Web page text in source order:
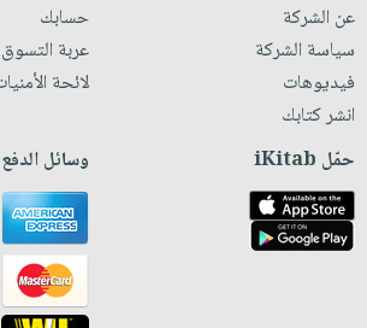
عن الشركة
سياسة الشركة
فيديوهات
انشر كتابك
حسابك
عربة التسوق
لائحة
حمّل iKitab وسائل الدفع